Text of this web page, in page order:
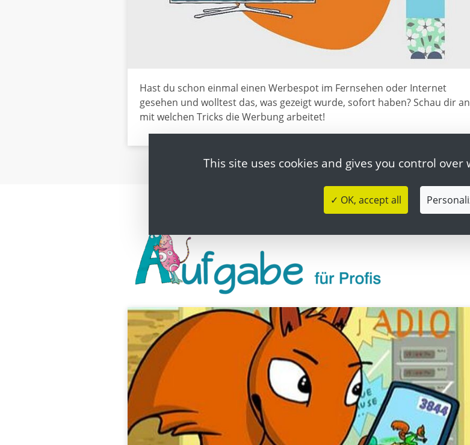
Hast du schon einmal einen Werbespot im Fernsehen oder Internet
gesehen und wolltest das, was gezeigt wurde, sofort haben? Schau dir
mit welchen Tricks die Werbung arbeitet!
This site uses cookies and gives you control
✓ OK, accept all